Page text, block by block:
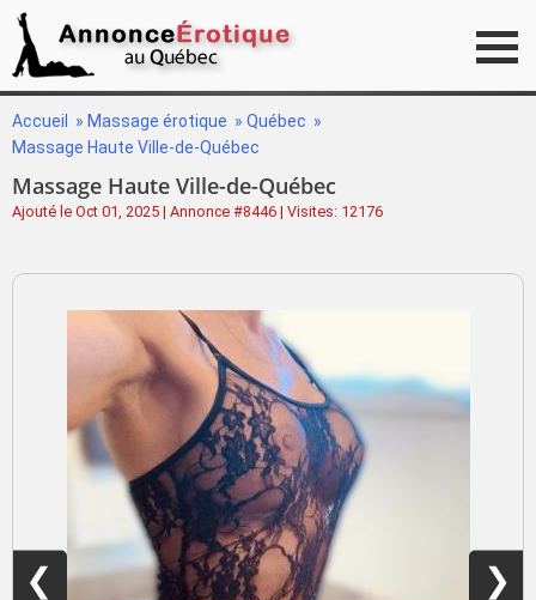
Accueil » Massage érotique » Québec »
Massage Haute Ville-de-Québec
Massage Haute Ville-de-Québec
Ajouté le Oct 01, 2025 | Annonce #8446 | Visites: 12176
❮ ❯